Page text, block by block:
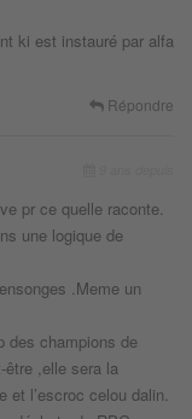
ki est instauré par alfa
Répondre
pr ce quelle raconte.
une logique de
.Meme un
des champions de
être ,elle sera la
l’escroc celou dalin.